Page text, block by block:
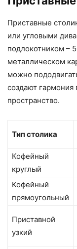
Приставные
или угловыми
подлокотником –
металлическом
можно
создают гармония
пространство.
Тип столика
Кофейный
круглый
Кофейный
прямоугольный
Приставной
узкий